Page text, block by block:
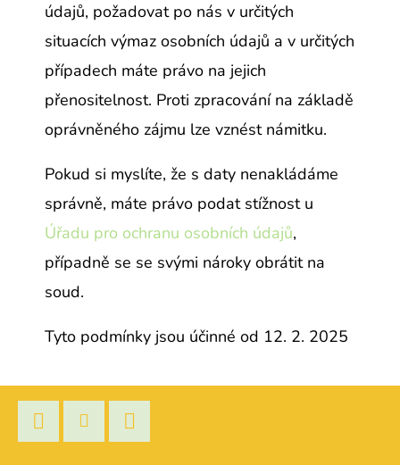
údajů, požadovat po nás v určitých
situacích výmaz osobních údajů a v určitých
případech máte právo na jejich
přenositelnost. Proti zpracování na základě
oprávněného zájmu lze vznést námitku.
Pokud si myslíte, že s daty nenakládáme
správně, máte právo podat stížnost u
Úřadu pro ochranu osobních údajů,
případně se se svými nároky obrátit na
soud.
Tyto podmínky jsou účinné od 12. 2. 2025